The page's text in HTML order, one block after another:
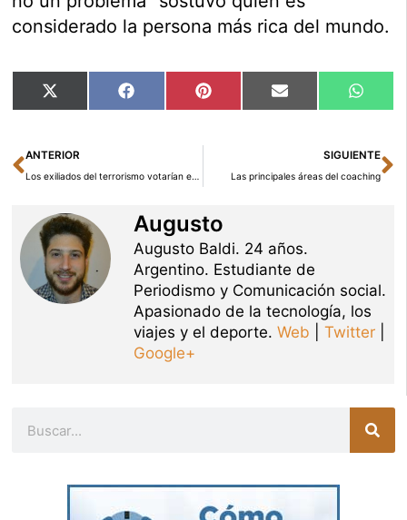
considerado la persona más rica del mundo.
Compartir
en
X
(Twitter)
Compartir
en
Facebook Compartir
en
Pinterest Compartir
en
Email
en
Ant
ANTERIOR
Los exiliados del terrorismo votarían en el País Vasco
SIGUIENTE
Las principales áreas del coaching
Augusto
Augusto Baldi. 24 años.
Argentino. Estudiante de
Periodismo y Comunicación social.
Apasionado de la tecnología, los
viajes y el deporte. Web Twitter|
Google+